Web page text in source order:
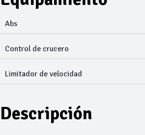
Abs
Control de crucero
Limitador de velocidad
Descripción